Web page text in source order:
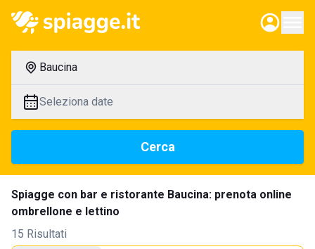
Baucina
Seleziona date
Cerca
Spiagge con bar e ristorante Baucina: prenota online
ombrellone e lettino
15 Risultati